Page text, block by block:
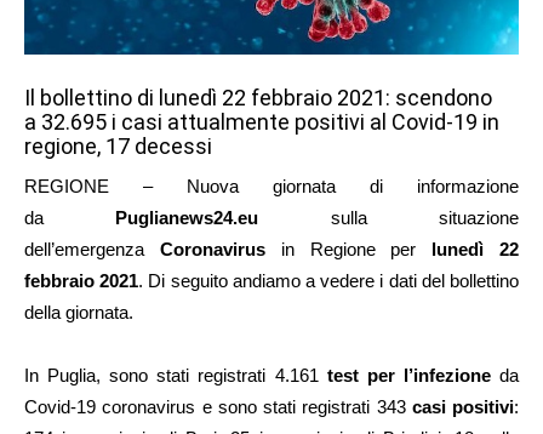
Il bollettino di lunedì 22 febbraio 2021: scendono
a 32.695 i casi attualmente positivi al Covid-19 in
regione, 17 decessi
REGIONE – Nuova giornata di informazione
da Puglianews24.eu sulla situazione
dell’emergenza Coronavirusin Regione per lunedì 22
febbraio 2021. Di seguito andiamo a vedere i dati del bollettino
della giornata.
In Puglia, sono stati registrati 4.161 test per l’infezioneda
Covid-19 coronavirus e sono stati registrati 343casi positivi: